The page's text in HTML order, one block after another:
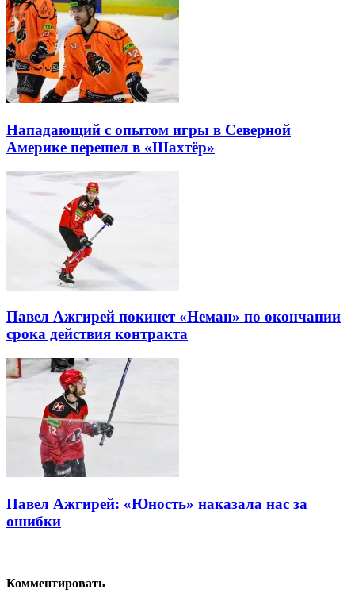
Нападающий с опытом игры в Северной
Америке перешел в «Шахтёр»
Павел Ажгирей покинет «Неман» по окончании
срока действия контракта
Павел Ажгирей: «Юность» наказала нас за
ошибки
Комментировать